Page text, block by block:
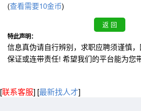
(查看需要10金币)
特此声明：
信息真伪请自行辨别，求职应聘须谨慎
保证或连带责任! 希望我们的平台能为您
[联系客服] [最新找人才]